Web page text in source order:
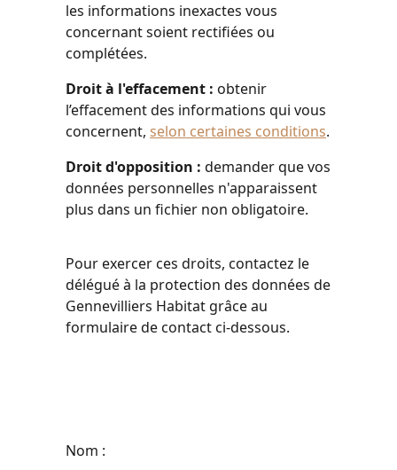
les informations inexactes vous
concernant soient rectifiées ou
complétées.
Droit à l'effacement : obtenir
l’effacement des informations qui vous
concernent, selon certaines conditions.
Droit d'opposition : demander que vos
données personnelles n'apparaissent
plus dans un fichier non obligatoire.
Pour exercer ces droits, contactez le
délégué à la protection des données de
Gennevilliers Habitat grâce au
formulaire de contact ci-dessous.
Nom :